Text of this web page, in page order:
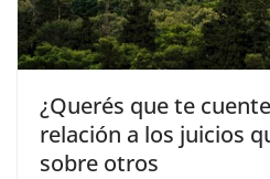
¿Querés que te
relación a los juicios
sobre otros